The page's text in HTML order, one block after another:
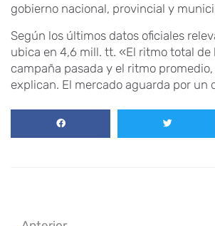
gobierno nacional, provincial y
Según los últimos datos oficiales
ubica en 4,6 mill. tt. «El ritmo total
campaña pasada y el ritmo
explican. El mercado aguarda por un